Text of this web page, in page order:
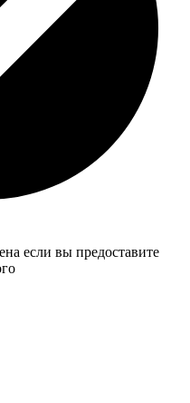
если вы предоставите